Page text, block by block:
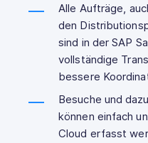
Alle Aufträge,
den
sind in der SAP
vollständige
bessere
Besuche und
können einfach
Cloud erfasst